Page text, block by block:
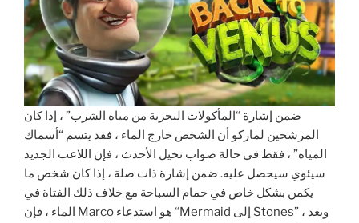
ضمن إشارة “المأكولات البحرية من مياه الشرب” ، إذا كان
المرشحين لماركو أن الشخص خارج الماء ، فقد يتسم “أسماك
المياه” ، فقط في حالة صواب تخيل الأحدث ، فإن اللاعب الجديد
سيئوي سيحصل عليه. ضمن إشارة ذات صلة ، إذا كان شخص ما
يكمن بشكل خاص في حمام السباحة مع خلاف ذلك الفتاة في
الماء ، فإن Marco هو استدعاء “Mermaid إلى Stones” ، وبعد